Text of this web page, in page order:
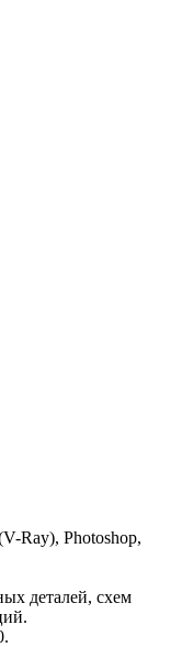
Ray), Photoshop,
деталей, схем